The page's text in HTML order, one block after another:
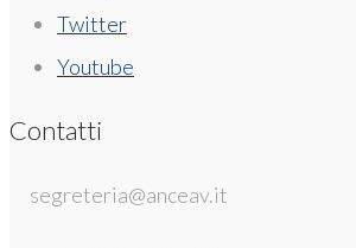
Twitter
Youtube
Contatti
segreteria@anceav.it